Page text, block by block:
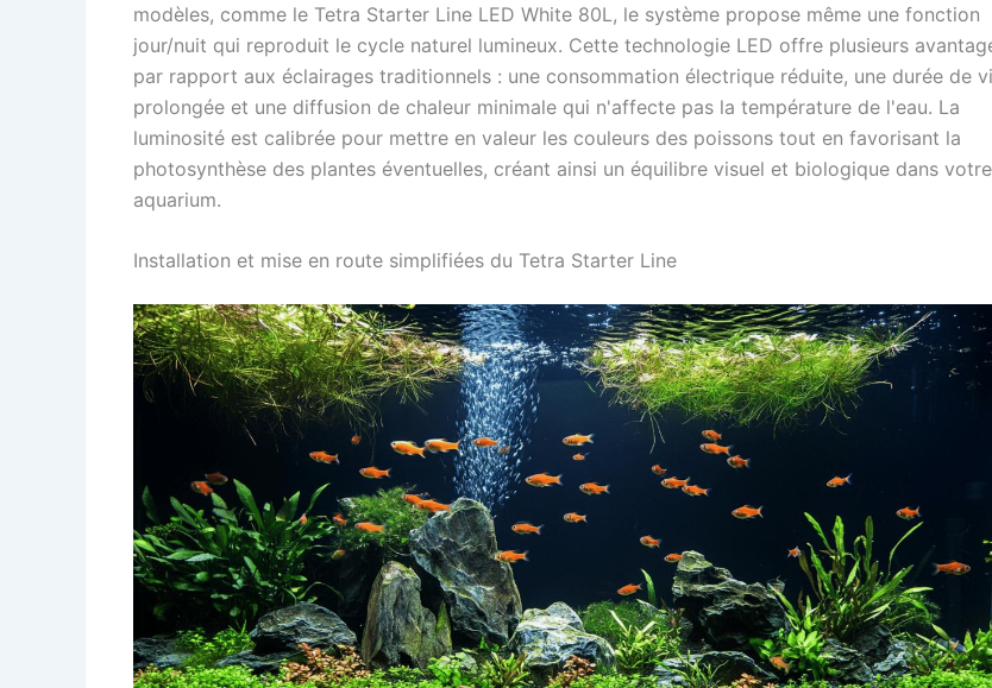
modèles, comme le Tetra Starter Line LED White 80L, le système propose même une fonction
jour/nuit qui reproduit le cycle naturel lumineux. Cette technologie LED offre plusieurs
par rapport aux éclairages traditionnels : une consommation électrique réduite, une durée de
prolongée et une diffusion de chaleur minimale qui n'affecte pas la température de l'eau. La
luminosité est calibrée pour mettre en valeur les couleurs des poissons tout en favorisant la
photosynthèse des plantes éventuelles, créant ainsi un équilibre visuel et biologique dans votre
aquarium.
Installation et mise en route simplifiées du Tetra Starter Line